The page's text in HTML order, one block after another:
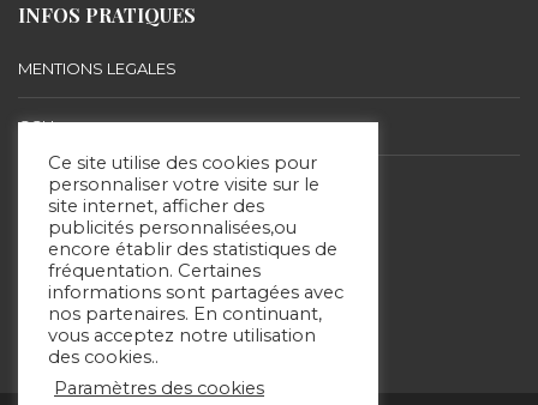
INFOS PRATIQUES
MENTIONS LEGALES
CGU
BARÈME D’HONORAIRES
SUIVEZ-NOUS
Ce site utilise des cookies pour
personnaliser votre visite sur le
site internet, afficher des
publicités personnalisées,ou
encore établir des statistiques de
fréquentation. Certaines
informations sont partagées avec
nos partenaires. En continuant,
vous acceptez notre utilisation
des cookies..
Paramètres des cookies